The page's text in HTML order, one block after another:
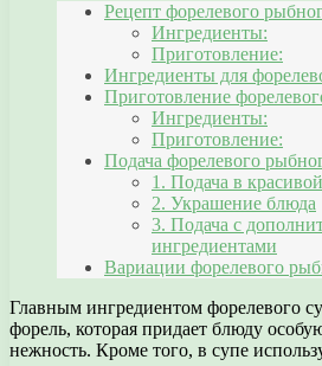
Рецепт форелевого
Ингредиенты:
Приготовление:
Ингредиенты для
Приготовление
Ингредиенты:
Приготовление:
Подача форелевого
1. Подача в
2. Украшение блюда
3. Подача с
ингредиентами
Вариации форелевого
Главным ингредиентом форелевого
форель, которая придает блюду
нежность. Кроме того, в супе